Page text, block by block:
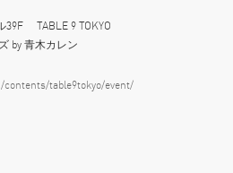
39F TABLE 9 TOKYO
by 青木カレン
table9tokyo/event/